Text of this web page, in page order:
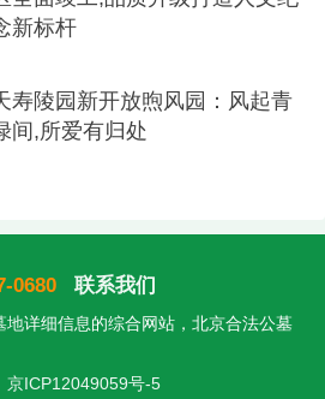
风
文明新风慰先人。为更好地
、追思亲人的需求，万桐园
新标杆
寿陵园新开放煦风园：风起青
间,所爱有归处
0680 联系我们
地详细信息的综合网站，北京合法公墓
京ICP12049059号-5